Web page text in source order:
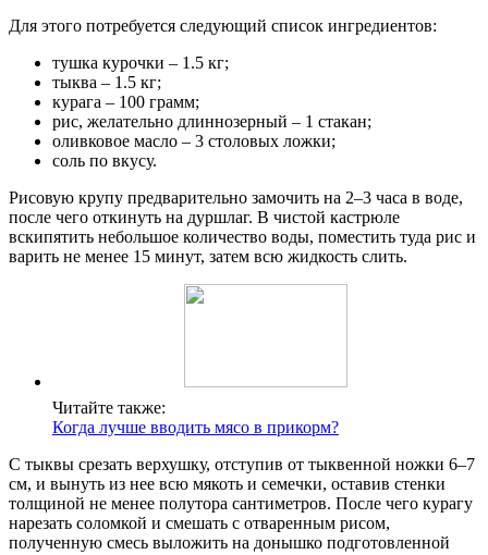
Для этого потребуется следующий список ингредиентов:
тушка курочки – 1.5 кг;
тыква – 1.5 кг;
курага – 100 грамм;
рис, желательно длиннозерный – 1 стакан;
оливковое масло – 3 столовых ложки;
соль по вкусу.
Рисовую крупу предварительно замочить на 2–3 часа в воде,
после чего откинуть на дуршлаг. В чистой кастрюле
вскипятить небольшое количество воды, поместить туда рис и
варить не менее 15 минут, затем всю жидкость слить.
Читайте также:
Когда лучше вводить мясо в прикорм?
С тыквы срезать верхушку, отступив от тыквенной ножки 6–7
см, и вынуть из нее всю мякоть и семечки, оставив стенки
толщиной не менее полутора сантиметров. После чего курагу
нарезать соломкой и смешать с отваренным рисом,
полученную смесь выложить на донышко подготовленной